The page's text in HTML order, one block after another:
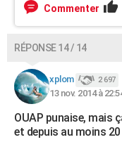
Commenter
RÉPONSE 14 / 14
xplom 2 697
13 nov. 2014 à
OUAP punaise, mais
et depuis au moins